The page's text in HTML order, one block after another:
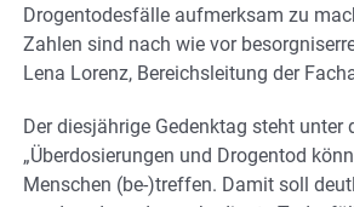
Drogentodesfälle aufmerksam zu
Zahlen sind nach wie vor
Lena Lorenz, Bereichsleitung der
Der diesjährige Gedenktag steht unter
„Überdosierungen und Drogentod
Menschen (be-)treffen. Damit soll